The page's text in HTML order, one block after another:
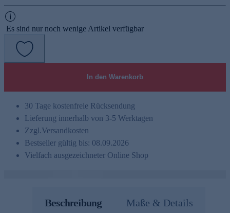
Es sind nur noch wenige Artikel verfügbar
In den Warenkorb
30 Tage kostenfreie Rücksendung
Lieferung innerhalb von 3-5 Werktagen
Zzgl.Versandkosten
Bestseller gültig bis: 08.09.2026
Vielfach ausgezeichneter Online Shop
Beschreibung Maße & Details